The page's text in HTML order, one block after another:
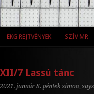
EKG REJTVÉNYEK SZÍV MR
XII/7 Lassú tánc
2021. január 8. péntek simon_says